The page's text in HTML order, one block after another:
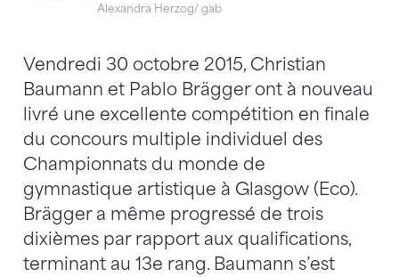
Alexandra Herzog/ gab
Vendredi 30 octobre 2015, Christian
Baumann et Pablo Brägger ont à nouveau
livré une excellente compétition en finale
du concours multiple individuel des
Championnats du monde de
gymnastique artistique à Glasgow (Eco).
Brägger a même progressé de trois
dixièmes par rapport aux qualifications,
terminant au 13e rang. Baumann s’est